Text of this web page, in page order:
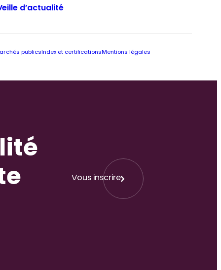
d’actualité
publics Index et certifications Mentions légales
Vous inscrire